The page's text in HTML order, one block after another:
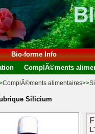
Bio-forme Info
ComplÃ©ments
ComplÃ©ments alimentaires>>
Silicium